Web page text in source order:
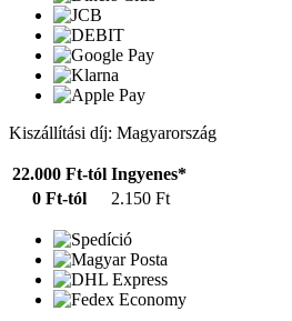
Kiszállítási díj: Magyarország
22.000 Ft-tól Ingyenes*
0 Ft-tól
2.150 Ft